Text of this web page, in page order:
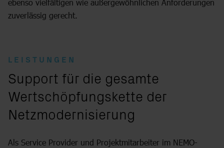
ebenso vielfältigen wie außergewöhnlichen Anforderungen
zuverlässig gerecht.
LEISTUNGEN
:
Support für die gesamte
Wertschöpfungskette der
Netzmodernisierung
Als Service Provider und Projektmitarbeiter im NEMO-